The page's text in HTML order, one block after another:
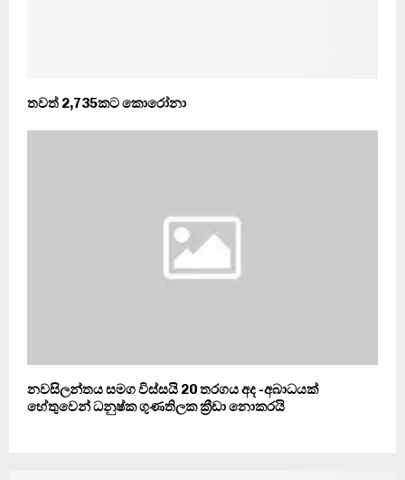
තවත් 2,735කට කොරෝනා
නවසිලන්තය සමග විස්සයි 20 තරගය අද -අබාධයක්
හේතුවෙන් ධනුෂ්ක ගුණතිලක ක්‍රීඩා නොකරයි